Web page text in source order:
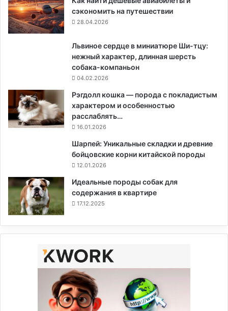
сэкономить на путешествии
28.04.2026
Львиное сердце в миниатюре Ши-тцу:
нежный характер, длинная шерсть
собака-компаньон
04.02.2026
Рэгдолл кошка — порода с покладистым
характером и особенностью
расслаблять…
16.01.2026
Шарпей: Уникальные складки и древние
бойцовские корни китайской породы
12.01.2026
Идеальные породы собак для
содержания в квартире
17.12.2025